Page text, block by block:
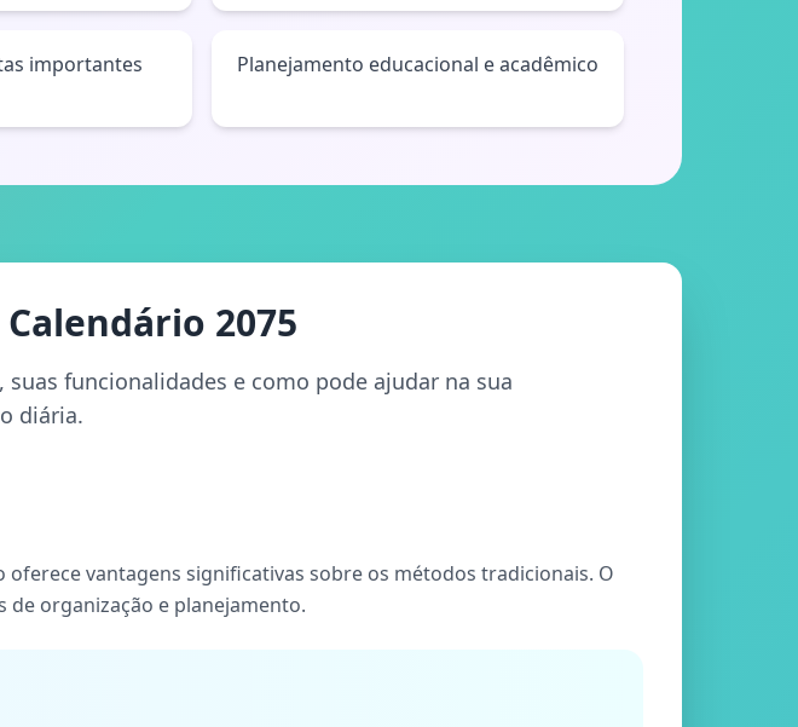
importantes Planejamento educacional e acadêmico
2075
funcionalidades e como pode ajudar na sua
diária.
vantagens significativas sobre os métodos tradicionais. O
de organização e planejamento.